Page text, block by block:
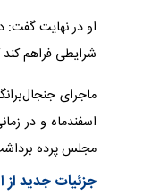
او در نهایت گفت:
شرایطی فراهم
مجلس پرده
جزئیات جدید از